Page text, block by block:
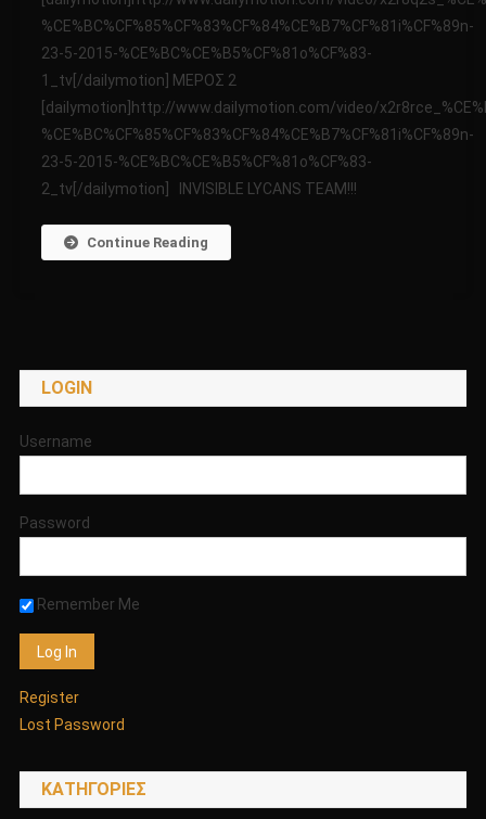
23-
5-
2015
%CE%BC%CF%85%CF%83%CF%84%CE%B7%CF%81i%CF%89n-
23-5-2015-%CE%BC%CE%B5%CF%81o%CF%83-
1_tv[/dailymotion] ΜΕΡΟΣ 2
[dailymotion]http://www.dailymotion.com/video/
%CE%BC%CF%85%CF%83%CF%84%CE%B7%CF%81i%CF%89n-
23-5-2015-%CE%BC%CE%B5%CF%81o%CF%83-
2_tv[/dailymotion] INVISIBLE LYCANS TEAM!!!
Continue Reading
LOGIN
Username
Password
Remember Me
Register
Lost Password
KΑΤΗΓΟΡΊΕΣ